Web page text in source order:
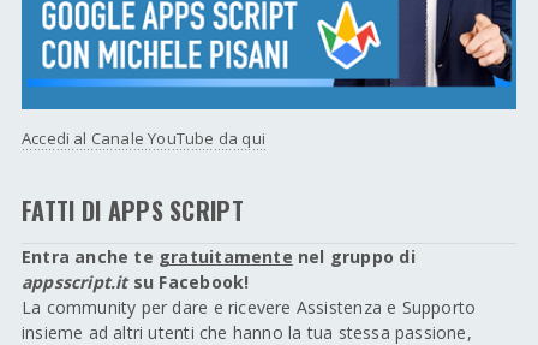
Accedi al Canale YouTube da qui
FATTI DI APPS SCRIPT
Entra anche te gratuitamente nel gruppo di
appsscript.itsu Facebook!
La community per dare e ricevere Assistenza e Supporto
insieme ad altri utenti che hanno la tua stessa passione,